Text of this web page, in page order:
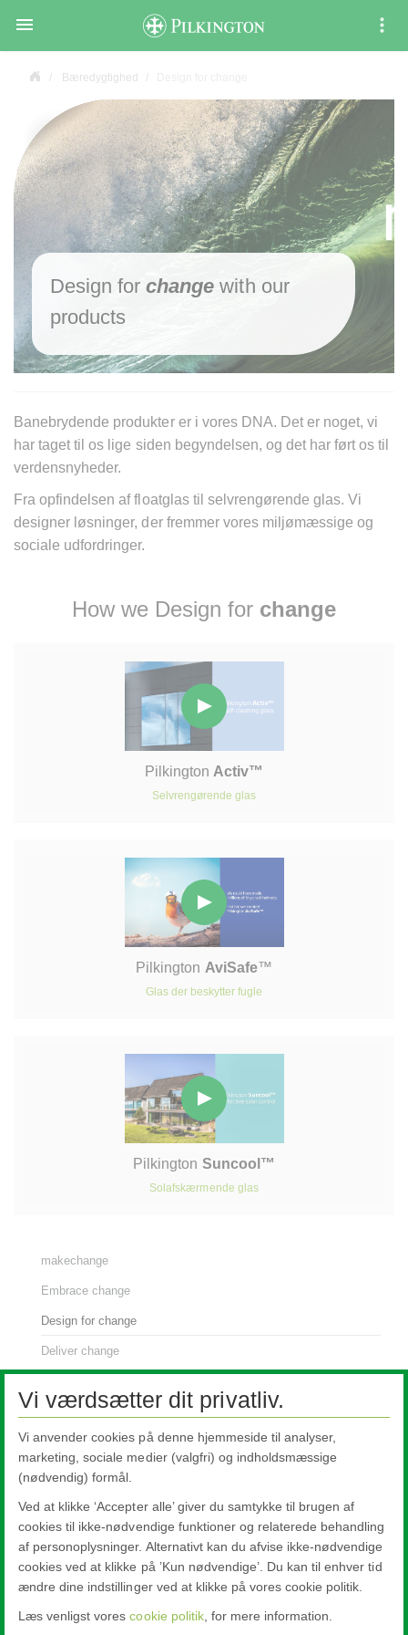

Bæredygtighed
Design forchange with our
products
Banebrydende produkter er i vores DNA. Det er noget, vi
har taget til os lige siden begyndelsen, og det har ført os til
verdensnyheder.
Fra opfindelsen af floatglas til selvrengørende glas. Vi
designer løsninger, der fremmer vores miljømæssige og
sociale udfordringer.
How we Design for change
Pilkington Activ™
Selvrengørende glas
Pilkington AviSafe™
Glas der beskytter fugle
Pilkington Suncool™
Solafskærmende glas
makechange
Embrace change
Design for change
Deliver change
Low Carbon Glass - glas med lavt klimaaftryk
Miljøvaredeklarationer (EPD)
ISO certifikat
Sikkerhedsdatablade for mellemlagspulvere
Bæredygtighed FAQ
Vi værdsætter dit privatliv.
Vi anvender cookies på denne hjemmeside til analyser,
marketing, sociale medier (valgfri) og indholdsmæssige
(nødvendig) formål.
Ved at klikke ‘Accepter alle’ giver du samtykke til brugen af
cookies til ikke-nødvendige funktioner og relaterede behandling
af personoplysninger. Alternativt kan du afvise ikke-nødvendige
cookies ved at klikke på ’Kun nødvendige’. Du kan til enhver tid
ændre dine indstillinger ved at klikke på vores cookie politik.
Læs venligst vorescookie politik, for mere information.